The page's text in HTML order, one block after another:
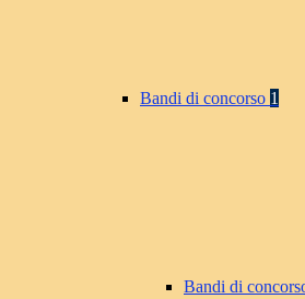
Bandi di concorso 1
Bandi di